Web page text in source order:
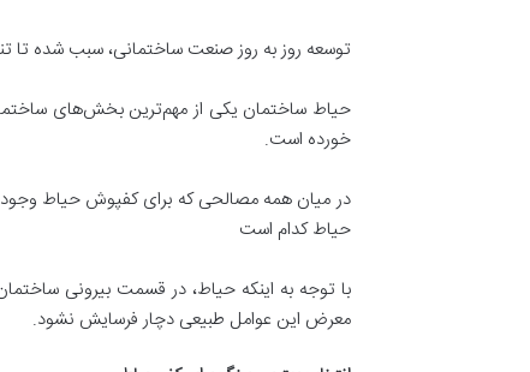
توسعه روز به روز صنعت ساختمانی، سبب شده
حیاط ساختمان یکی از مهم‌ترین بخش‌های
خورده است.
در میان همه مصالحی که برای کفپوش حیاط وجود
حیاط کدام است
با توجه به اینکه حیاط، در قسمت بیرونی
معرض این عوامل طبیعی دچار فرسایش نشود.